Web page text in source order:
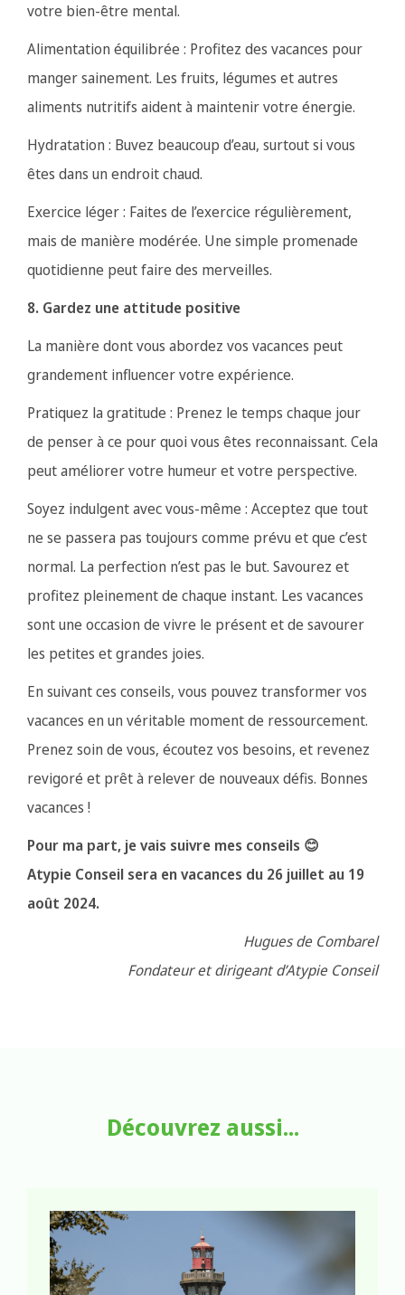
votre bien-être mental.
Alimentation équilibrée : Profitez des vacances pour
manger sainement. Les fruits, légumes et autres
aliments nutritifs aident à maintenir votre énergie.
Hydratation : Buvez beaucoup d’eau, surtout si vous
êtes dans un endroit chaud.
Exercice léger : Faites de l’exercice régulièrement,
mais de manière modérée. Une simple promenade
quotidienne peut faire des merveilles.
8. Gardez une attitude positive
La manière dont vous abordez vos vacances peut
grandement influencer votre expérience.
Pratiquez la gratitude : Prenez le temps chaque jour
de penser à ce pour quoi vous êtes reconnaissant. Cela
peut améliorer votre humeur et votre perspective.
Soyez indulgent avec vous-même : Acceptez que tout
ne se passera pas toujours comme prévu et que c’est
normal. La perfection n’est pas le but. Savourez et
profitez pleinement de chaque instant. Les vacances
sont une occasion de vivre le présent et de savourer
les petites et grandes joies.
En suivant ces conseils, vous pouvez transformer vos
vacances en un véritable moment de ressourcement.
Prenez soin de vous, écoutez vos besoins, et revenez
revigoré et prêt à relever de nouveaux défis. Bonnes
vacances !
Pour ma part, je vais suivre mes conseils 😊
Atypie Conseil sera en vacances du 26 juillet au 19
août 2024.
Hugues de Combarel
Fondateur et dirigeant d’Atypie Conseil
Découvrez aussi...